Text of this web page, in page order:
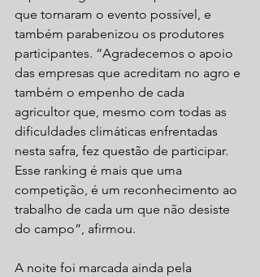
que tornaram o evento possível, e
também parabenizou os produtores
participantes. “Agradecemos o apoio
das empresas que acreditam no agro e
também o empenho de cada
agricultor que, mesmo com todas as
dificuldades climáticas enfrentadas
nesta safra, fez questão de participar.
Esse ranking é mais que uma
competição, é um reconhecimento ao
trabalho de cada um que não desiste
do campo”, afirmou.
A noite foi marcada ainda pela